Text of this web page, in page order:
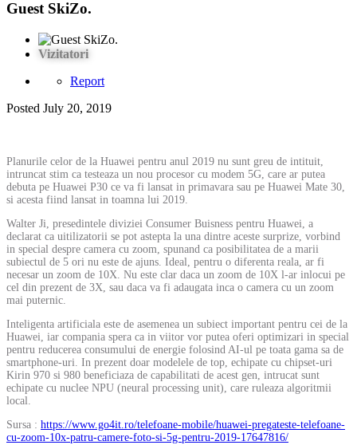
Guest SkiZo.
Vizitatori
Report
Posted July 20, 2019
Planurile celor de la Huawei pentru anul 2019 nu sunt greu de intituit,
intruncat stim ca testeaza un nou procesor cu modem 5G, care ar putea
debuta pe Huawei P30 ce va fi lansat in primavara sau pe Huawei Mate 30,
si acesta fiind lansat in toamna lui 2019.
Walter Ji, presedintele diviziei Consumer Buisness pentru Huawei, a
declarat ca uitilizatorii se pot astepta la una dintre aceste surprize, vorbind
in special despre camera cu zoom, spunand ca posibilitatea de a marii
subiectul de 5 ori nu este de ajuns. Ideal, pentru o diferenta reala, ar fi
necesar un zoom de 10X. Nu este clar daca un zoom de 10X l-ar inlocui pe
cel din prezent de 3X, sau daca va fi adaugata inca o camera cu un zoom
mai puternic.
Inteligenta artificiala este de asemenea un subiect important pentru cei de la
Huawei, iar compania spera ca in viitor vor putea oferi optimizari in special
pentru reducerea consumului de energie folosind AI-ul pe toata gama sa de
smartphone-uri. In prezent doar modelele de top, echipate cu chipset-uri
Kirin 970 si 980 beneficiaza de capabilitati de acest gen, intrucat sunt
echipate cu nuclee NPU (neural processing unit), care ruleaza algoritmii
local.
Sursa : https://www.go4it.ro/telefoane-mobile/huawei-pregateste-telefoane-
cu-zoom-10x-patru-camere-foto-si-5g-pentru-2019-17647816/